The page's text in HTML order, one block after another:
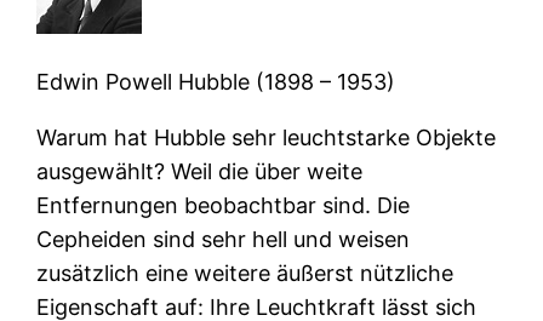
Edwin Powell Hubble (1898 – 1953)
Warum hat Hubble sehr leuchtstarke Objekte
ausgewählt? Weil die über weite
Entfernungen beobachtbar sind. Die
Cepheiden sind sehr hell und weisen
zusätzlich eine weitere äußerst nützliche
Eigenschaft auf: Ihre Leuchtkraft lässt sich